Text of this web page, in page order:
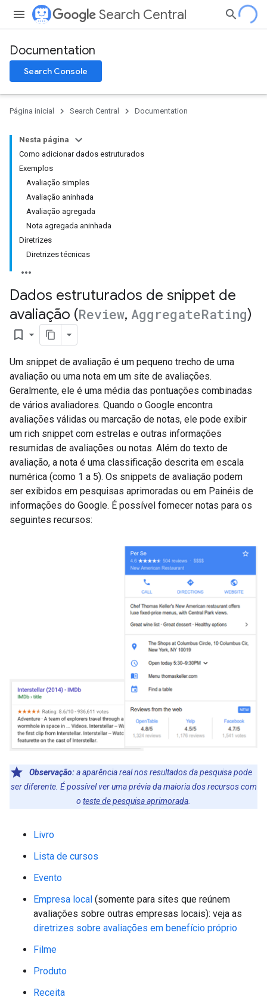
Search Central
Documentation
Search Console
Página inicial Search Central Documentation
Nesta página
Como adicionar dados estruturados
Exemplos
Avaliação simples
Avaliação aninhada
Avaliação agregada
Nota agregada aninhada
Diretrizes
Diretrizes técnicas
Dados estruturados de snippet de
avaliação (Review, AggregateRating)
bookmark_border
Um snippet de avaliação é um pequeno trecho de uma
avaliação ou uma nota em um site de avaliações.
Geralmente, ele é uma média das pontuações combinadas
de vários avaliadores. Quando o Google encontra
avaliações válidas ou marcação de notas, ele pode exibir
um rich snippet com estrelas e outras informações
resumidas de avaliações ou notas. Além do texto de
avaliação, a nota é uma classificação descrita em escala
numérica (como 1 a 5). Os snippets de avaliação podem
ser exibidos em pesquisas aprimoradas ou em Painéis de
informações do Google. É possível fornecer notas para os
seguintes recursos:
Observação:a aparência real nos resultados da pesquisa pode
ser diferente. É possível ver uma prévia da maioria dos recursos com
o teste de pesquisa aprimorada
Livro
Lista de cursos
Evento
Empresa local (somente para sites que reúnem
avaliações sobre outras empresas locais): veja as
diretrizes sobre avaliações em benefício próprio
Filme
Produto
Receita